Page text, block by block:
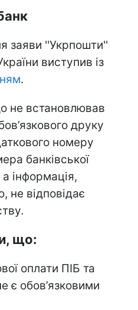
заяви ''Укрпошти''
виступив із
.
не встановлював
друку
номеру
банківської
а інформація,
не відповідає
що:
оплати ПІБ та
є обов’язковими